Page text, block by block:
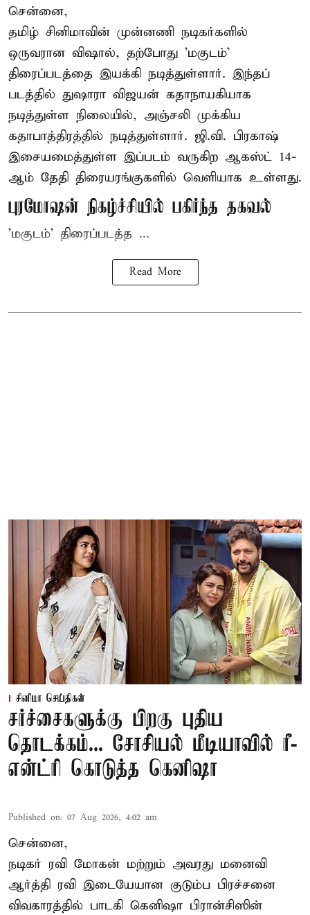
சென்னை,
தமிழ் சினிமாவின் முன்னணி நடிகர்களில்
ஒருவரான விஷால், தற்போது 'மகுடம்'
திரைப்படத்தை இயக்கி நடித்துள்ளார். இந்தப்
படத்தில் துஷாரா விஜயன் கதாநாயகியாக
நடித்துள்ள நிலையில், அஞ்சலி முக்கிய
கதாபாத்திரத்தில் நடித்துள்ளார். ஜி.வி. பிரகாஷ்
இசையமைத்துள்ள இப்படம் வருகிற ஆகஸ்ட் 14-
ஆம் தேதி திரையரங்குகளில் வெளியாக உள்ளது.
புரமோஷன் நிகழ்ச்சியில் பகிர்ந்த தகவல்
'மகுடம்' திரைப்படத்த ...
Read More
சினிமா செய்திகள்
சர்ச்சைகளுக்கு பிறகு புதிய
தொடக்கம்... சோசியல் மீடியாவில் ரீ-
என்ட்ரி கொடுத்த கெனிஷா
Published on: 07 Aug 2026, 4:02 am
சென்னை,
நடிகர் ரவி மோகன் மற்றும் அவரது மனைவி
ஆர்த்தி ரவி இடையேயான குடும்ப பிரச்சனை
விவகாரத்தில் பாடகி கெனிஷா பிரான்சிஸின்